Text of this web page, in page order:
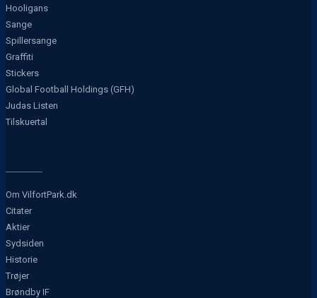
Hooligans
Sange
Spillersange
Graffiti
Stickers
Global Football Holdings (GFH)
Judas Listen
Tilskuertal
Om VilfortPark.dk
Citater
Aktier
Sydsiden
Historie
Trøjer
Brøndby IF